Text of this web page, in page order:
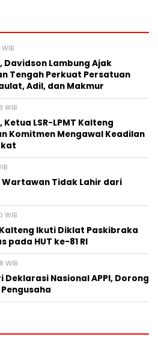
Davidson Lambung Ajak
Tengah Perkuat Persatuan
Adil, dan Makmur
WIB
Ketua LSR-LPMT Kalteng
Komitmen Mengawal Keadilan
Wartawan Tidak Lahir dari
WIB
Ikuti Diklat Paskibraka
pada HUT ke-81 RI
WIB
Deklarasi Nasional APPI, Dorong